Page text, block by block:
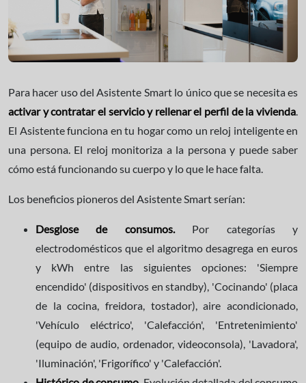
Para hacer uso del Asistente Smart lo único que se necesita es
activar y contratar el servicio y rellenar el perfil de la vivienda
El Asistente funciona en tu hogar como un reloj inteligente en
una persona. El reloj monitoriza a la persona y puede saber
cómo está funcionando su cuerpo y lo que le hace falta.
Los beneficios pioneros del Asistente Smart serían:
Desglose de consumos.Por categorías y
electrodomésticos que el algoritmo desagrega en euros
y kWh entre las siguientes opciones: 'Siempre
encendido' (dispositivos en standby), 'Cocinando' (placa
de la cocina, freidora, tostador), aire acondicionado,
'Vehículo eléctrico', 'Calefacción', 'Entretenimiento'
(equipo de audio, ordenador, videoconsola), 'Lavadora',
'Iluminación', 'Frigorífico' y 'Calefacción'.